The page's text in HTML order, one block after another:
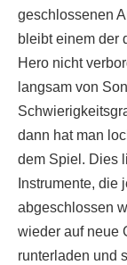
geschlossenen
bleibt einem der
Hero nicht
langsam von
dann hat man
dem Spiel. Dies
Instrumente, die
abgeschlossen
wieder auf neue
runterladen und